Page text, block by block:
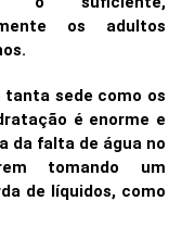
os adultos
tanta sede como os
é enorme e
da falta de água no
tomando um
de líquidos, como